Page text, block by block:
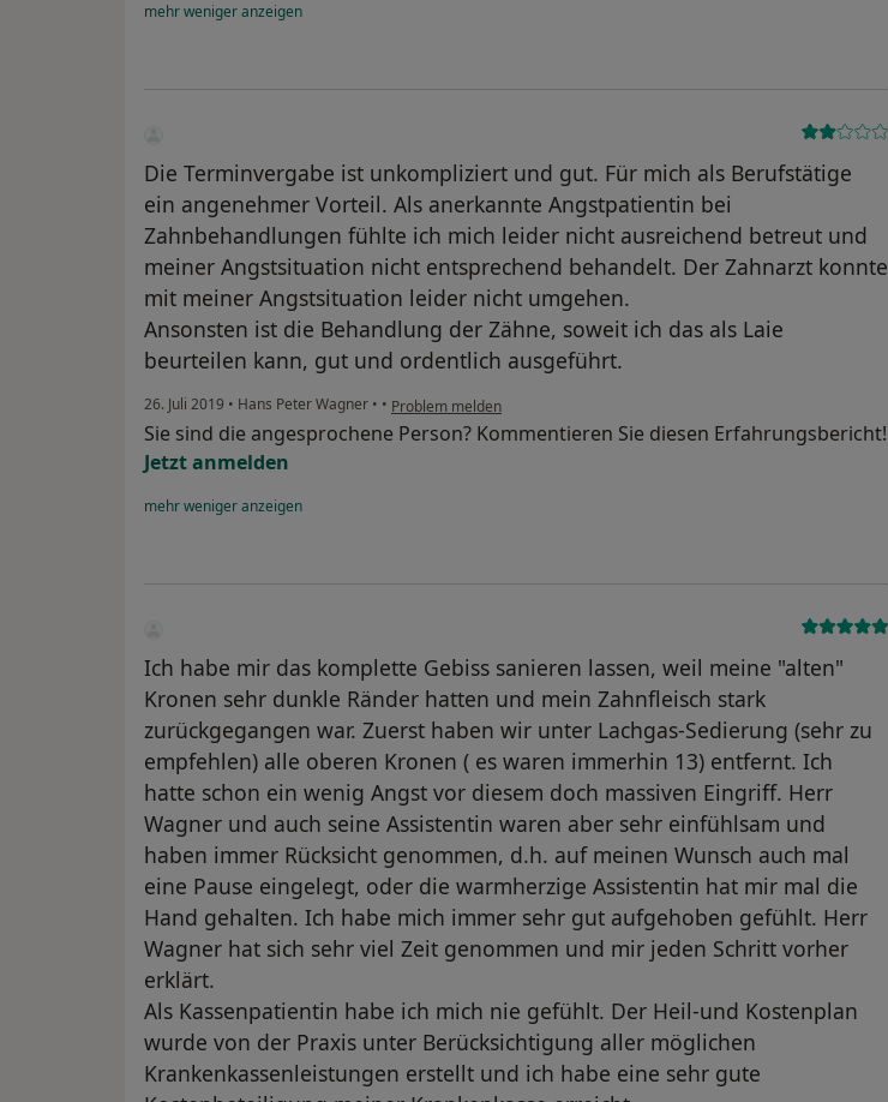
mehrwenigeranzeigen
Die Terminvergabe ist unkompliziert und gut. Für mich als Berufstätige
ein angenehmer Vorteil. Als anerkannte Angstpatientin bei
Zahnbehandlungen fühlte ich mich leider nicht ausreichend betreut und
meiner Angstsituation nicht entsprechend behandelt. Der Zahnarzt konnte
mit meiner Angstsituation leider nicht umgehen.
Ansonsten ist die Behandlung der Zähne, soweit ich das als Laie
beurteilen kann, gut und ordentlich ausgeführt.
26. Juli 2019 • Hans Peter Wagner • • Problem melden
Sie sind die angesprochene Person? Kommentieren Sie diesen Erfahrungsbericht!
Jetzt anmelden
mehrwenigeranzeigen
Ich habe mir das komplette Gebiss sanieren lassen, weil meine "alten"
Kronen sehr dunkle Ränder hatten und mein Zahnfleisch stark
zurückgegangen war. Zuerst haben wir unter Lachgas-Sedierung (sehr zu
empfehlen) alle oberen Kronen ( es waren immerhin 13) entfernt. Ich
hatte schon ein wenig Angst vor diesem doch massiven Eingriff. Herr
Wagner und auch seine Assistentin waren aber sehr einfühlsam und
haben immer Rücksicht genommen, d.h. auf meinen Wunsch auch mal
eine Pause eingelegt, oder die warmherzige Assistentin hat mir mal die
Hand gehalten. Ich habe mich immer sehr gut aufgehoben gefühlt. Herr
Wagner hat sich sehr viel Zeit genommen und mir jeden Schritt vorher
erklärt.
Als Kassenpatientin habe ich mich nie gefühlt. Der Heil-und Kostenplan
wurde von der Praxis unter Berücksichtigung aller möglichen
Krankenkassenleistungen erstellt und ich habe eine sehr gute